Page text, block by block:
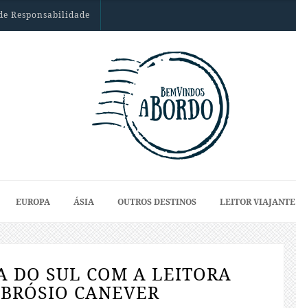
Responsabilidade
EUROPA ÁSIA OUTROS DESTINOS LEITOR VIAJANTE
DO SUL COM A LEITORA
CANEVER